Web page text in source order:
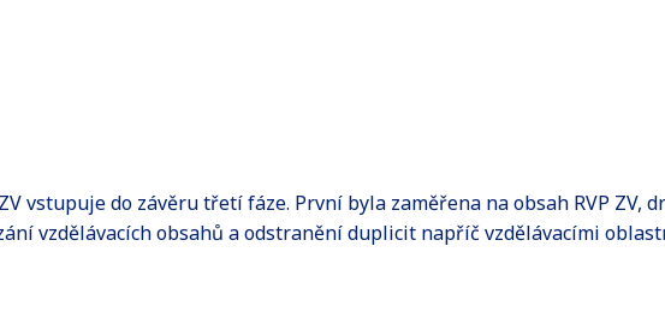
vstupuje do závěru třetí fáze. První byla zaměřena na obsah RVP ZV,
vzdělávacích obsahů a odstranění duplicit napříč vzdělávacími